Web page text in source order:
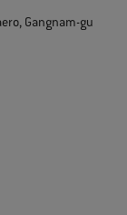
Gangnam-gu